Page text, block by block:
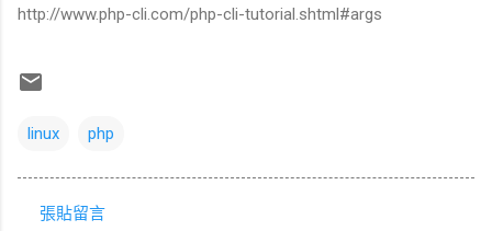
http://www.php-cli.com/php-cli-tutorial.shtml#args
linux php
張貼留言